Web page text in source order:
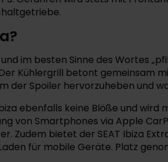
und im besten Sinne des Wortes
Kühlergrill betont gemeinsam
der Spoiler hervorzuheben und
ebenfalls keine Blöße und
von Smartphones via Apple
Zudem bietet der SEAT Ibiza
für mobile Geräte. Platz